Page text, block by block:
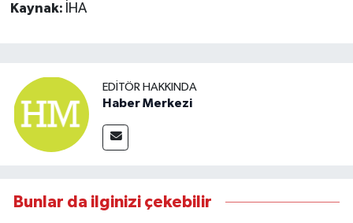
Kaynak: İHA
EDITÖR HAKKINDA
Haber Merkezi
Bunlar da ilginizi çekebilir